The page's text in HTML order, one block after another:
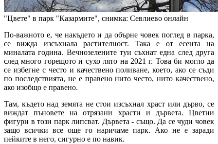
"Цвете" в парк "Казармите", снимка: Севлиево онлайн
По-важното е, че накъдето и да обърне човек поглед в парка,
се вижда изсъхнала растителност. Така е от есента на
миналата година. Вечнозелените туи съхнат една след друга
след много горещото и сухо лято на 2021 г. Това би могло да
се избегне с често и качествено поливане, което, ако се съди
по последствията, не е правено нито често, нито качествено,
ако изобщо е правено.
Там, където над земята не стои изсъхнал храст или дърво, се
виждат пъновете на отрязани храсти и дървета. Цветни
фигури в този парк липсват. Дървета - също. Да се чуди човек
защо всички все още го наричаме парк. Ако не е заради
пейките в него, сигурно е по навик.